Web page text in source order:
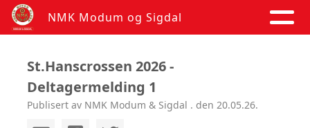
NMK Modum og Sigdal
St.Hanscrossen 2026 -
Deltagermelding 1
Publisert av NMK Modum & Sigdal . den 20.05.26.